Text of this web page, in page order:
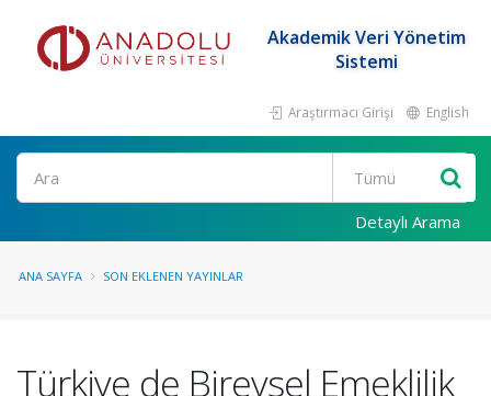
Akademik Veri Yönetim
Sistemi
Araştırmacı Girişi English
Ara
Detaylı Arama
ANA SAYFA SON EKLENEN YAYINLAR
Türkiye de Bireysel Emeklilik